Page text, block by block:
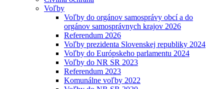
Voľby
Voľby do orgánov samosprávy obcí a do
orgánov samosprávnych krajov 2026
Referendum 2026
Voľby prezidenta Slovenskej republiky 2024
Voľby do Európskeho parlamentu 2024
Voľby do NR SR 2023
Referendum 2023
Komunálne voľby 2022